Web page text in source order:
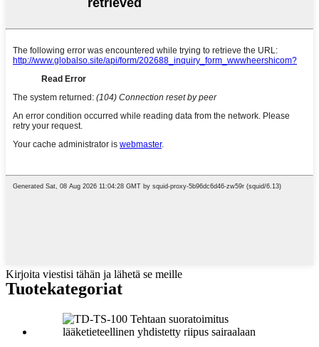
Kirjoita viestisi tähän ja lähetä se meille
Tuotekategoriat